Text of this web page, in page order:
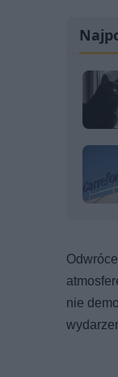
nie